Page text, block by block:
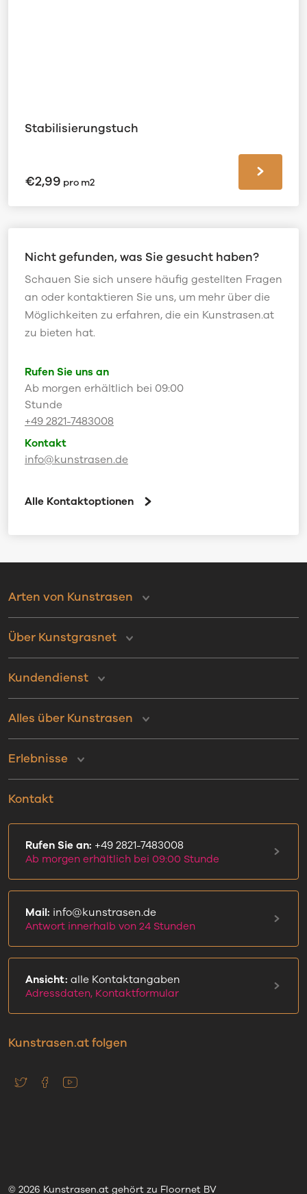
Stabilisierungstuch
€2,99 pro m2
Nicht gefunden, was Sie gesucht haben?
Schauen Sie sich unsere häufig gestellten Fragen
an oder kontaktieren Sie uns, um mehr über die
Möglichkeiten zu erfahren, die ein Kunstrasen.at
zu bieten hat.
Rufen Sie uns an
Ab morgen erhältlich bei 09:00
Stunde
+49 2821-7483008
Kontakt
info@kunstrasen.de
Alle Kontaktoptionen
Arten von Kunstrasen
Über Kunstgrasnet
Kundendienst
Alles über Kunstrasen
Erlebnisse
Kontakt
Rufen Sie an: +49 2821-7483008
Ab morgen erhältlich bei 09:00 Stunde
Mail: info@kunstrasen.de
Antwort innerhalb von 24 Stunden
Ansicht: alle Kontaktangaben
Adressdaten, Kontaktformular
Kunstrasen.at folgen
© 2026 Kunstrasen.at gehört zu Floornet BV